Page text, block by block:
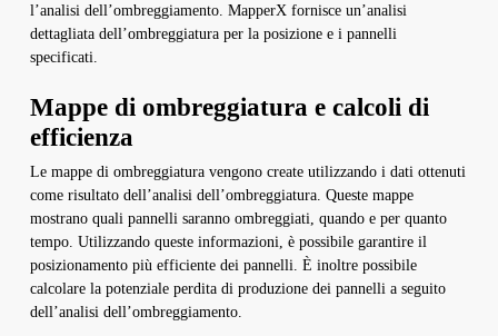
l’analisi dell’ombreggiamento. MapperX fornisce un’analisi
dettagliata dell’ombreggiatura per la posizione e i pannelli
specificati.
Mappe di ombreggiatura e calcoli di
efficienza
Le mappe di ombreggiatura vengono create utilizzando i dati ottenuti
come risultato dell’analisi dell’ombreggiatura. Queste mappe
mostrano quali pannelli saranno ombreggiati, quando e per quanto
tempo. Utilizzando queste informazioni, è possibile garantire il
posizionamento più efficiente dei pannelli. È inoltre possibile
calcolare la potenziale perdita di produzione dei pannelli a seguito
dell’analisi dell’ombreggiamento.